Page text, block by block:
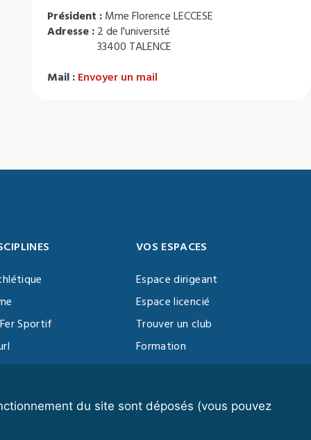
du site sont déposés (vous pouvez
Président : Mme Florence LECCESE
Adresse : 2 de l'université
33400 TALENCE
Mail : Envoyer un mail
Sportif
Training
VOS ESPACES
Espace dirigeant
Espace licencié
Trouver un club
Formation